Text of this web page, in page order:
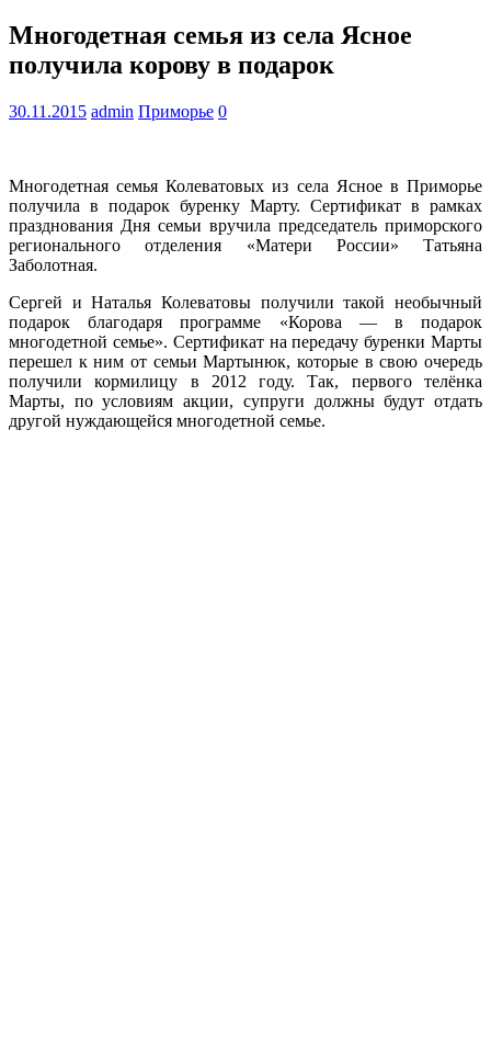
Многодетная семья из села Ясное
получила корову в подарок
30.11.2015 admin Приморье 0
Многодетная семья Колеватовых из села Ясное в Приморье
получила в подарок буренку Марту. Сертификат в рамках
празднования Дня семьи вручила председатель приморского
регионального отделения «Матери России» Татьяна
Заболотная.
Сергей и Наталья Колеватовы получили такой необычный
подарок благодаря программе «Корова — в подарок
многодетной семье». Сертификат на передачу буренки Марты
перешел к ним от семьи Мартынюк, которые в свою очередь
получили кормилицу в 2012 году. Так, первого телёнка
Марты, по условиям акции, супруги должны будут отдать
другой нуждающейся многодетной семье.